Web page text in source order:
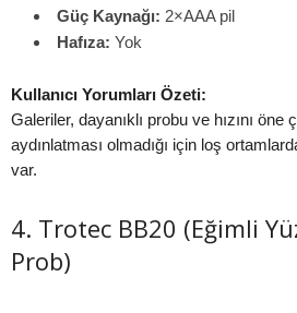
Güç Kaynağı: 2×AAA pil
Hafıza: Yok
Kullanıcı Yorumları Özeti:
Galeriler, dayanıklı probu ve hızını öne
aydınlatması olmadığı için loş
var.
4. Trotec BB20 (Eğimli
Prob)